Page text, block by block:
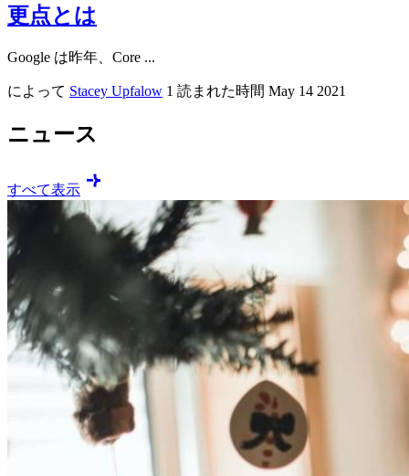
更点とは
Google は昨年、Core ...
によって Stacey Upfalow 1 読まれた時間 May 14 2021
ニュース
すべて表示